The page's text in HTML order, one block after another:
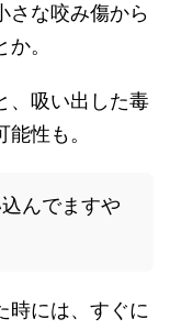
さな咬み傷から
。
、吸い出した毒
性も。
んでますや
時には、すぐに